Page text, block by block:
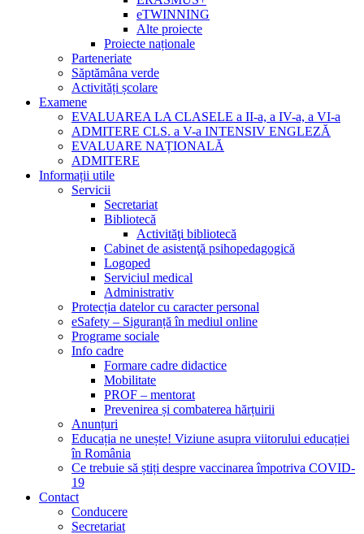
eTWINNING
Alte proiecte
Proiecte naționale
Parteneriate
Săptămâna verde
Activități școlare
Examene
EVALUAREA LA CLASELE a II-a, a IV-a, a VI-a
ADMITERE CLS. a V-a INTENSIV ENGLEZĂ
EVALUARE NAȚIONALĂ
ADMITERE
Informații utile
Servicii
Secretariat
Bibliotecă
Activităţi bibliotecă
Cabinet de asistenţă psihopedagogică
Logoped
Serviciul medical
Administrativ
Protecția datelor cu caracter personal
eSafety – Siguranță în mediul online
Programe sociale
Info cadre
Formare cadre didactice
Mobilitate
PROF – mentorat
Prevenirea și combaterea hărțuirii
Anunțuri
Educația ne unește! Viziune asupra viitorului educației
în România
Ce trebuie să știți despre vaccinarea împotriva COVID-
19
Contact
Conducere
Secretariat